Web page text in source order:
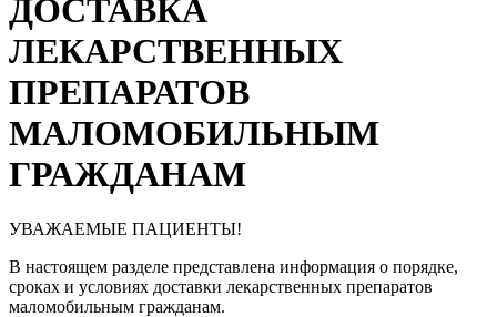
ДОСТАВКА
ЛЕКАРСТВЕННЫХ
ПРЕПАРАТОВ
МАЛОМОБИЛЬНЫМ
ГРАЖДАНАМ
УВАЖАЕМЫЕ ПАЦИЕНТЫ!
В настоящем разделе представлена информация о порядке,
сроках и условиях доставки лекарственных препаратов
маломобильным гражданам.